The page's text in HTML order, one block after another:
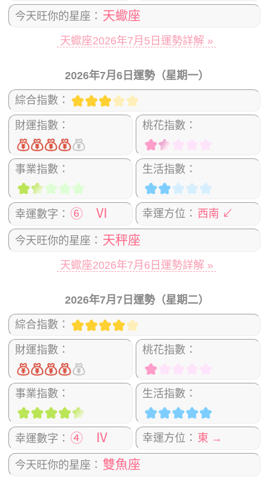
今天旺你的星座： 天蠍座
天蠍座2026年7月5日運勢詳解 »
2026年7月6日運勢（星期一）
綜合指數：
財運指數： 桃花指數：
事業指數： 生活指數：
幸運數字： ⑥ Ⅵ 幸運方位： 西南 ↙
今天旺你的星座： 天秤座
天蠍座2026年7月6日運勢詳解 »
2026年7月7日運勢（星期二）
綜合指數：
財運指數： 桃花指數：
事業指數： 生活指數：
幸運數字： ④ Ⅳ 幸運方位： 東 →
今天旺你的星座： 雙魚座